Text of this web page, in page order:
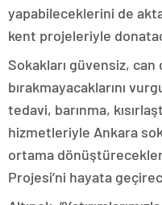
yapabileceklerini de
kent projeleriyle
Sokakları güvensiz, can
bırakmayacaklarını
tedavi, barınma,
hizmetleriyle Ankara
ortama
Projesi’ni hayata